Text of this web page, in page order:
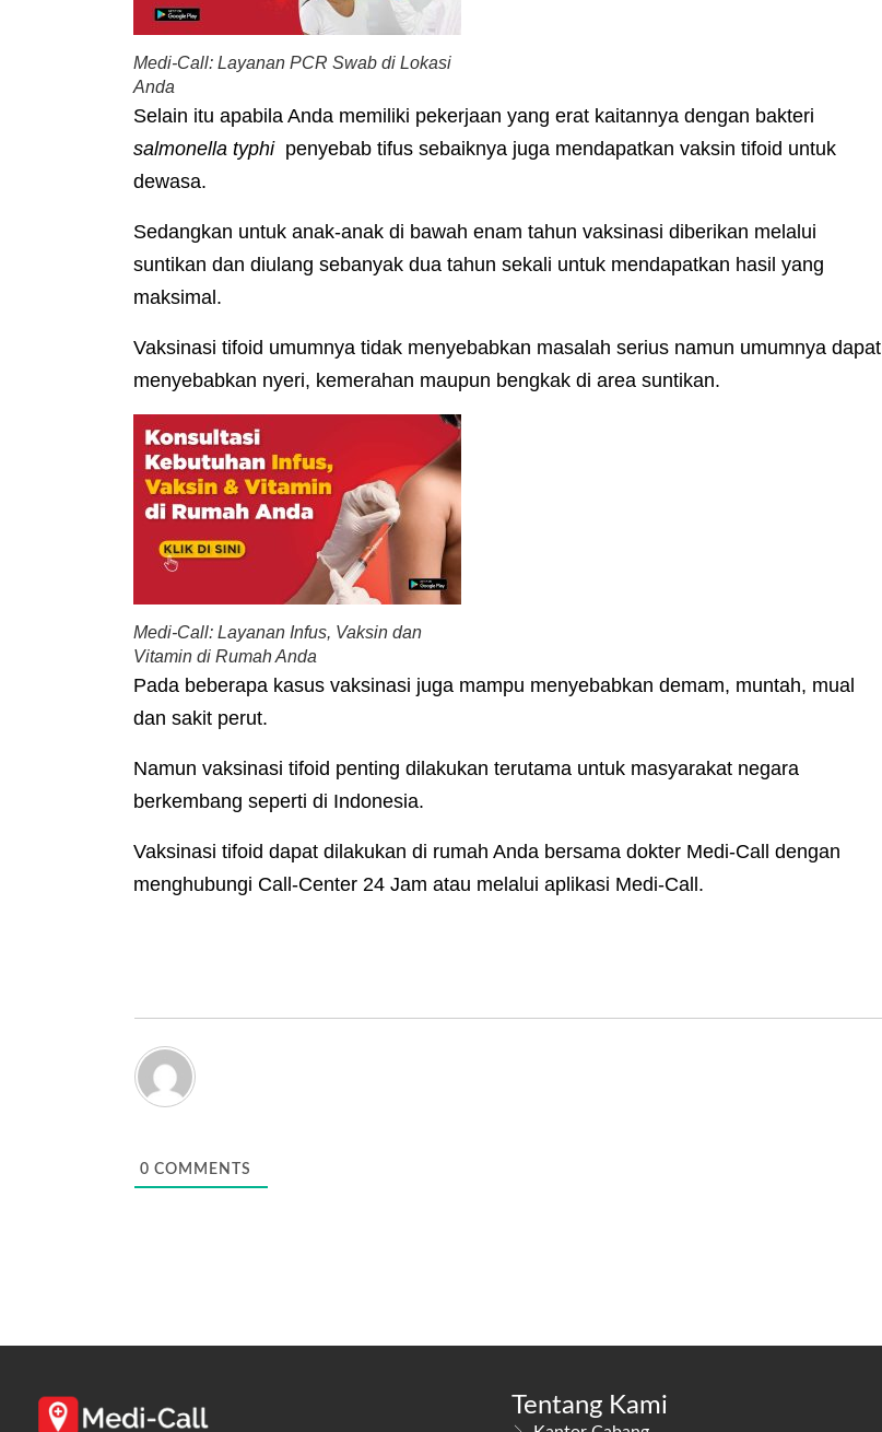
Medi-Call: Layanan PCR Swab di Lokasi
Anda
Selain itu apabila Anda memiliki pekerjaan yang erat kaitannya dengan bakteri
salmonella typhipenyebab tifus sebaiknya juga mendapatkan vaksin tifoid untuk
dewasa.
Sedangkan untuk anak-anak di bawah enam tahun vaksinasi diberikan melalui
suntikan dan diulang sebanyak dua tahun sekali untuk mendapatkan hasil yang
maksimal.
Vaksinasi tifoid umumnya tidak menyebabkan masalah serius namun umumnya dapat
menyebabkan nyeri, kemerahan maupun bengkak di area suntikan.
Medi-Call: Layanan Infus, Vaksin dan
Vitamin di Rumah Anda
Pada beberapa kasus vaksinasi juga mampu menyebabkan demam, muntah, mual
dan sakit perut.
Namun vaksinasi tifoid penting dilakukan terutama untuk masyarakat negara
berkembang seperti di Indonesia.
Vaksinasi tifoid dapat dilakukan di rumah Anda bersama dokter Medi-Call dengan
menghubungi Call-Center 24 Jam atau melalui aplikasi Medi-Call.
0 COMMENTS
Tentang Kami